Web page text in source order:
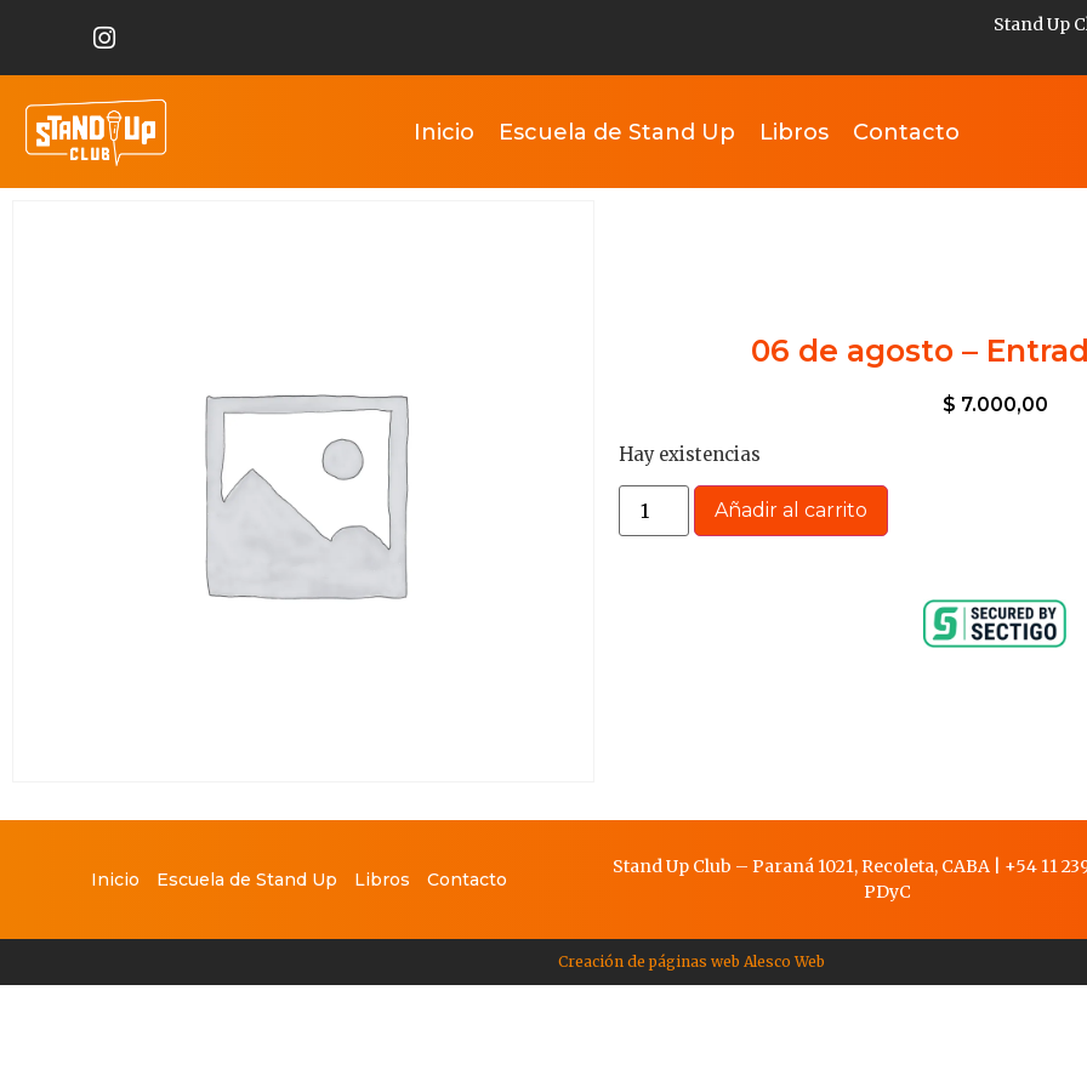
Stand Up
Inicio Escuela de Stand Up Libros Contacto
06 de agosto –
$ 7.000,00
Hay existencias
Añadir al carrito
Inicio Escuela de Stand Up Libros Contacto
Stand Up Club – Paraná 1021, Recoleta, CABA +54 11
PDyC
Creación de páginas web Alesco Web